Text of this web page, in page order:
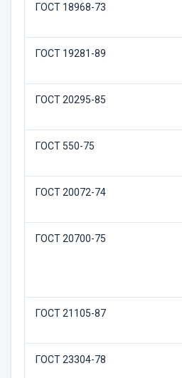
ГОСТ 18968-73
ГОСТ 19281-89
ГОСТ 20295-85
ГОСТ 550-75
ГОСТ 20072-74
ГОСТ 20700-75
ГОСТ 21105-87
ГОСТ 23304-78